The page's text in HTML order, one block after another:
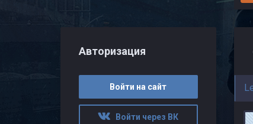
Авторизация
Войти на сайт
Войти через ВК